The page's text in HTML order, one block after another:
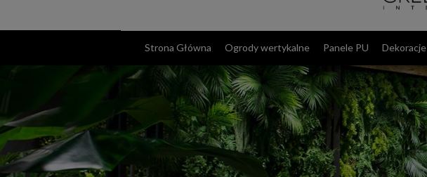
Strona Główna Ogrody wertykalne Panele PU Dekoracje